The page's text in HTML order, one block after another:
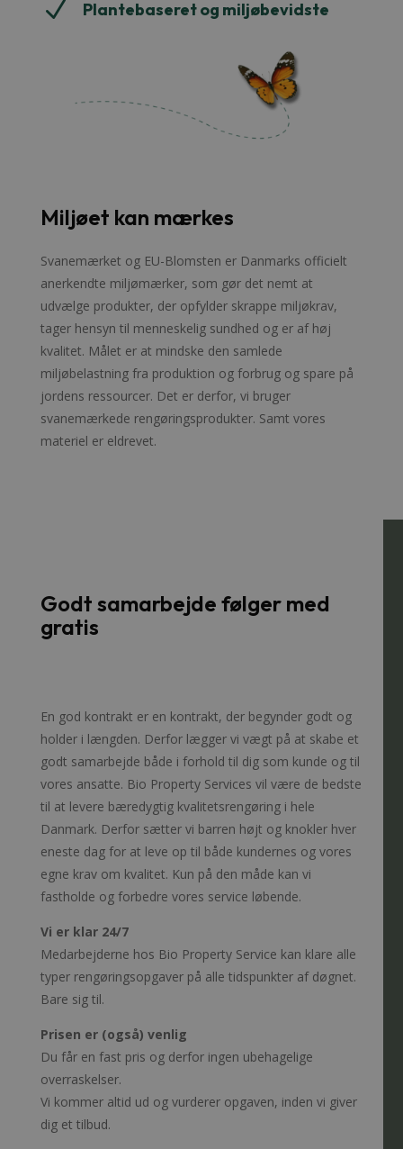
N Plantebaseret og miljøbevidste
Miljøet kan mærkes
Svanemærket og EU-Blomsten er Danmarks officielt
anerkendte miljømærker, som gør det nemt at
udvælge produkter, der opfylder skrappe miljøkrav,
tager hensyn til menneskelig sundhed og er af høj
kvalitet. Målet er at mindske den samlede
miljøbelastning fra produktion og forbrug og spare på
jordens ressourcer. Det er derfor, vi bruger
svanemærkede rengøringsprodukter. Samt vores
materiel er eldrevet.
Godt samarbejde følger med
gratis
En god kontrakt er en kontrakt, der begynder godt og
holder i længden. Derfor lægger vi vægt på at skabe et
godt samarbejde både i forhold til dig som kunde og til
vores ansatte. Bio Property Services vil være de bedste
til at levere bæredygtig kvalitetsrengøring i hele
Danmark. Derfor sætter vi barren højt og knokler hver
eneste dag for at leve op til både kundernes og vores
egne krav om kvalitet. Kun på den måde kan vi
fastholde og forbedre vores service løbende.
Vi er klar 24/7
Medarbejderne hos Bio Property Service kan klare alle
typer rengøringsopgaver på alle tidspunkter af døgnet.
Bare sig til.
Prisen er (også) venlig
Du får en fast pris og derfor ingen ubehagelige
overraskelser.
Vi kommer altid ud og vurderer opgaven, inden vi giver
dig et tilbud.